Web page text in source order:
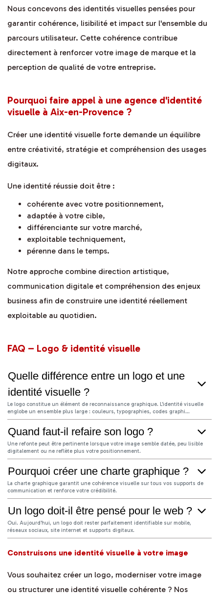
Nous concevons des identités visuelles pensées pour
garantir cohérence, lisibilité et impact sur l'ensemble du
parcours utilisateur. Cette cohérence contribue
directement à renforcer votre image de marque et la
perception de qualité de votre entreprise.
Pourquoi faire appel à une agence d'identité
visuelle à Aix-en-Provence ?
Créer une identité visuelle forte demande un équilibre
entre créativité, stratégie et compréhension des usages
digitaux.
Une identité réussie doit être :
cohérente avec votre positionnement,
adaptée à votre cible,
différenciante sur votre marché,
exploitable techniquement,
pérenne dans le temps.
Notre approche combine direction artistique,
communication digitale et compréhension des enjeux
business afin de construire une identité réellement
exploitable au quotidien.
FAQ – Logo & identité visuelle
Quelle différence entre un logo et une
identité visuelle ?
Le logo constitue un élément de reconnaissance graphique. L'identité visuelle
englobe un ensemble plus large : couleurs, typographies, codes graphi...
Quand faut-il refaire son logo ?
Une refonte peut être pertinente lorsque votre image semble datée, peu lisible
digitalement ou ne reflète plus votre positionnement.
Pourquoi créer une charte graphique ?
La charte graphique garantit une cohérence visuelle sur tous vos supports de
communication et renforce votre crédibilité.
Un logo doit-il être pensé pour le web ?
Oui. Aujourd'hui, un logo doit rester parfaitement identifiable sur mobile,
réseaux sociaux, site internet et supports digitaux.
Construisons une identité visuelle à votre image
Vous souhaitez créer un logo, moderniser votre image
ou structurer une identité visuelle cohérente ? Nos